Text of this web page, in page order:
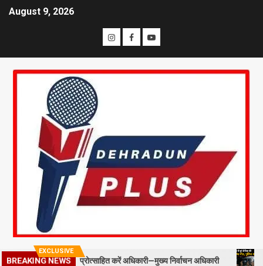
August 9, 2026
EXCLUSIVE
BREAKING NEWS
स्टाफ को प्रोत्साहित करें अधिकारी—मुख्य निर्वाचन अधिकारी मसूरी में